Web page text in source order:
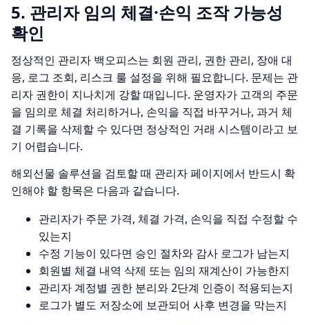
5. 관리자 임의 체결·손익 조작 가능성
확인
정상적인 관리자 백오피스는 회원 관리, 권한 관리, 장애 대
응, 로그 조회, 리스크 룰 설정을 위해 필요합니다. 문제는 관
리자 권한이 지나치게 강할 때입니다. 운영자가 고객의 주문
을 임의로 체결 처리하거나, 손익을 직접 바꾸거나, 과거 체
결 기록을 삭제할 수 있다면 정상적인 거래 시스템이라고 보
기 어렵습니다.
해외선물 솔루션을 검토할 때 관리자 페이지에서 반드시 확
인해야 할 항목은 다음과 같습니다.
관리자가 주문 가격, 체결 가격, 손익을 직접 수정할 수
있는지
수정 기능이 있다면 승인 절차와 감사 로그가 남는지
회원별 체결 내역 삭제 또는 임의 재계산이 가능한지
관리자 계정별 권한 분리와 2단계 인증이 적용되는지
로그가 별도 저장소에 보관되어 사후 변경을 막는지